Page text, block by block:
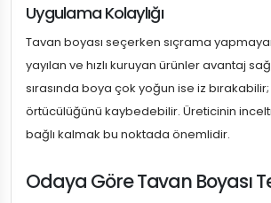
Uygulama Kolaylığı
Tavan boyası seçerken sıçrama
yayılan ve hızlı kuruyan ürünler avantaj
sırasında boya çok yoğun ise iz
örtücülüğünü kaybedebilir. Üreticinin
bağlı kalmak bu noktada önemlidir.
Odaya Göre Tavan Boyası